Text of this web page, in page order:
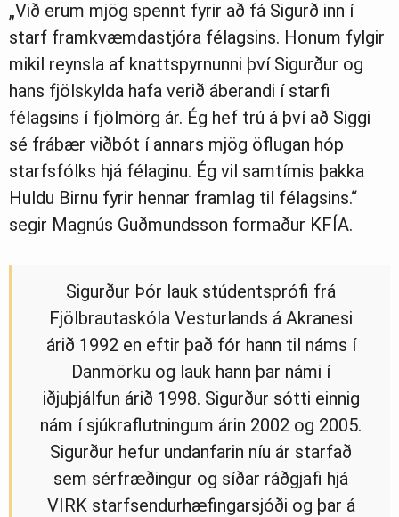
„Við erum mjög spennt fyrir að fá Sigurð inn í
starf framkvæmdastjóra félagsins. Honum fylgir
mikil reynsla af knattspyrnunni því Sigurður og
hans fjölskylda hafa verið áberandi í starfi
félagsins í fjölmörg ár. Ég hef trú á því að Siggi
sé frábær viðbót í annars mjög öflugan hóp
starfsfólks hjá félaginu. Ég vil samtímis þakka
Huldu Birnu fyrir hennar framlag til félagsins.“
segir Magnús Guðmundsson formaður KFÍA.
Sigurður Þór lauk stúdentsprófi frá
Fjölbrautaskóla Vesturlands á Akranesi
árið 1992 en eftir það fór hann til náms í
Danmörku og lauk hann þar námi í
iðjuþjálfun árið 1998. Sigurður sótti einnig
nám í sjúkraflutningum árin 2002 og 2005.
Sigurður hefur undanfarin níu ár starfað
sem sérfræðingur og síðar ráðgjafi hjá
VIRK starfsendurhæfingarsjóði og þar á